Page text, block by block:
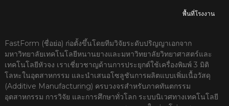
พื้นที่โรงงาน
FastForm (ชื่อย่อ) ก่อตั้งขึ้นโดยทีมวิจัยระดับปริญญาเอกจาก
มหาวิทยาลัยเทคโนโลยีหนานยางและมหาวิทยาลัยวิทยาศาสตร์และ
เทคโนโลยีหัวจง เราเชี่ยวชาญด้านการประยุกต์ใช้เครื่องพิมพ์ 3 มิติ
โลหะในอุตสาหกรรม และนำเสนอโซลูชันการผลิตแบบเพิ่มเนื้อวัสดุ
(Additive Manufacturing) ครบวงจรสำหรับภาคทันตกรรม
อุตสาหกรรม การวิจัย และการศึกษาทั่วโลก ระบบนิเวศทางเทคโนโลยี